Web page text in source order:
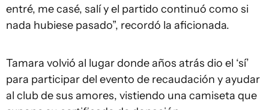
entré, me casé, salí y el partido continuó como si
nada hubiese pasado”, recordó la aficionada.
Tamara volvió al lugar donde años atrás dio el ‘sí’
para participar del evento de recaudación y ayudar
al club de sus amores, vistiendo una camiseta que